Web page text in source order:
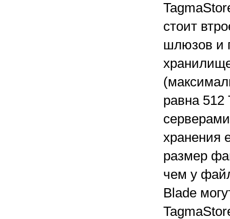
стоит
шлюзов и
равна 512
хранения
размер
чем у
Blade